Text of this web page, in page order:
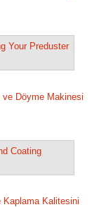
ve Döyme Makinesi
Kaplama Kalitesini